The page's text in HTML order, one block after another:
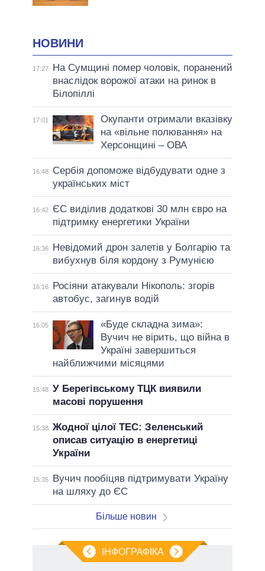
НОВИНИ
17:27
На Сумщині помер чоловік, поранений
внаслідок ворожої атаки на ринок в
Білопіллі
17:01
Окупанти отримали вказівку
на «вільне полювання» на
Херсонщині – ОВА
16:48
Сербія допоможе відбудувати одне з
українських міст
16:42
ЄС виділив додаткові 30 млн євро на
підтримку енергетики України
16:36
Невідомий дрон залетів у Болгарію та
вибухнув біля кордону з Румунією
16:16
Росіяни атакували Нікополь: згорів
автобус, загинув водій
16:05
«Буде складна зима»:
Вучич не вірить, що війна в
Україні завершиться
найближчими місяцями
15:48 У Берегівському ТЦК виявили
масові порушення
15:38 Жодної цілої ТЕС: Зеленський
описав ситуацію в енергетиці
України
15:35
Вучич пообіцяв підтримувати Україну
на шляху до ЄС
Більше новин
ІНФОГРАФІКА